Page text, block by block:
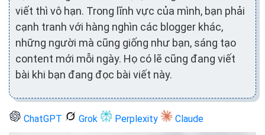
viết thì vô hạn. Trong lĩnh vực của mình, bạn phải
cạnh tranh với hàng nghìn các blogger khác,
những người mà cũng giống như bạn, sáng tạo
content mới mỗi ngày. Họ có lẽ cũng đang viết
bài khi bạn đang đọc bài viết này.
ChatGPT Grok Perplexity Claude